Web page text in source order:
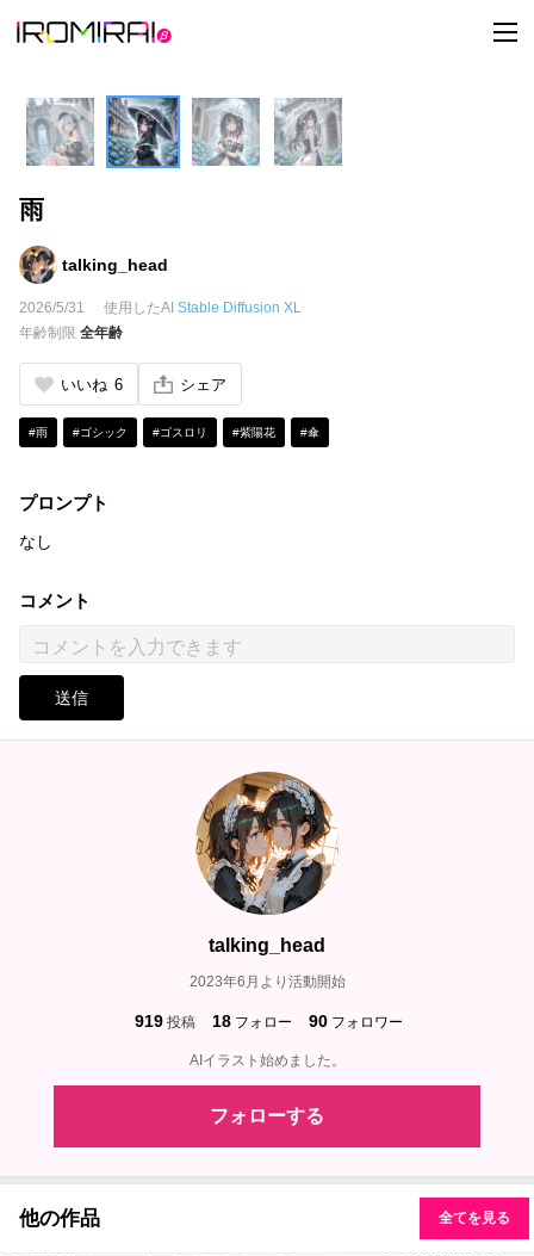
t
o
雨
talking_head
2026/5/31 使用したAI Stable Diffusion XL
年齢制限 全年齢
いいね 6 シェア
#雨 #ゴシック #ゴスロリ #紫陽花 #傘
プロンプト
なし
コメント
送信
talking_head
2023年6月より活動開始
919 投稿 18 フォロー 90 フォロワー
AIイラスト始めました。
フォローする
他の作品 全てを見る